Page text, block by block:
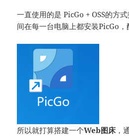
一直使用的是 PicGo + OSS的方
间在每一台电脑上都安装PicGo
所以就打算搭建一个Web图床 ，